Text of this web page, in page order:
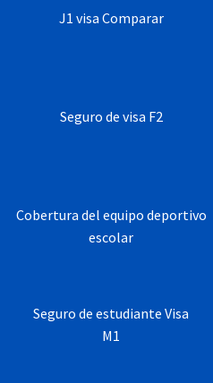
J1 visa Comparar
Seguro de visa F2
Cobertura del equipo deportivo
escolar
Seguro de estudiante Visa
M1